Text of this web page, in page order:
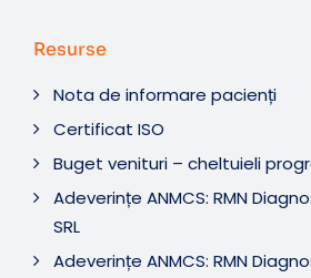
Resurse
Nota de informare pacienți
Certificat ISO
Buget venituri – cheltuieli
Adeverințe ANMCS: RMN
SRL
Adeverințe ANMCS: RMN